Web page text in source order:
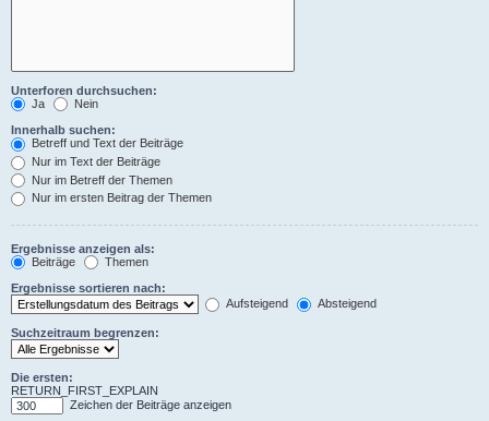
Unterforen durchsuchen:
Ja
Nein
Innerhalb suchen:
Betreff und Text der Beiträge
Nur im Text der Beiträge
Nur im Betreff der Themen
Nur im ersten Beitrag der Themen
Ergebnisse anzeigen als:
Beiträge
Themen
Ergebnisse sortieren nach:
Aufsteigend
Absteigend
Suchzeitraum begrenzen:
Die ersten:
RETURN_FIRST_EXPLAIN
Zeichen der Beiträge anzeigen